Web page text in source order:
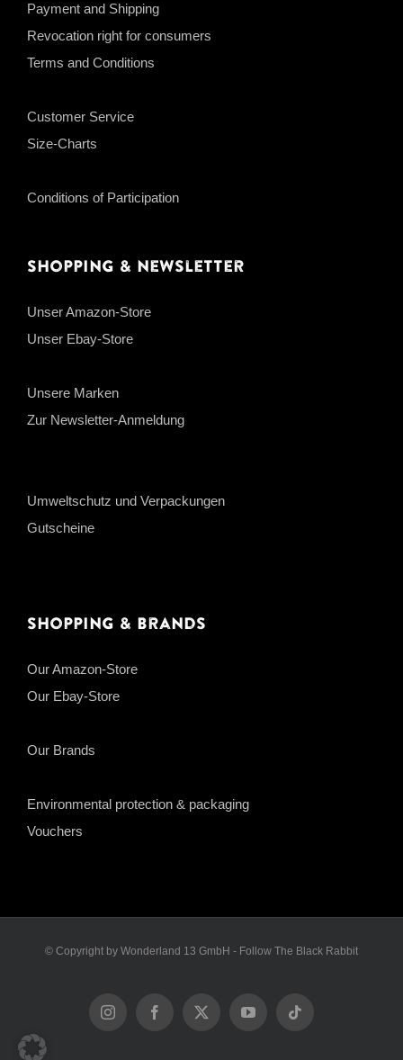
Payment and Shipping
Revocation right for consumers
Terms and Conditions
Customer Service
Size-Charts
Conditions of Participation
Shopping & Newsletter
Unser Amazon-Store
Unser Ebay-Store
Unsere Marken
Zur Newsletter-Anmeldung
Umweltschutz und Verpackungen
Gutscheine
Shopping & Brands
Our Amazon-Store
Our Ebay-Store
Our Brands
Environmental protection & packaging
Vouchers
© Copyright by Wonderland 13 GmbH - Follow The Black Rabbit
InstagramFacebook
X YouTubeTiktok